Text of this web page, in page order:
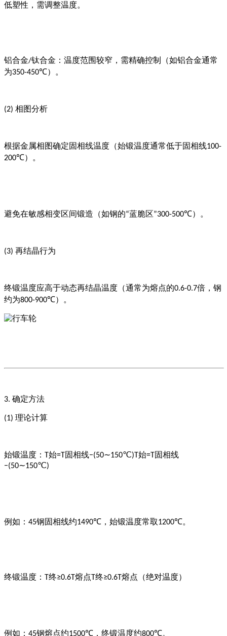
低塑性，需调整温度。
铝合金/钛合金：温度范围较窄，需精确控制（如铝合金通常
为350-450℃）。
(2) 相图分析
根据金属相图确定固相线温度（始锻温度通常低于固相线100-
200℃）。
避免在敏感相变区间锻造（如钢的“蓝脆区”300-500℃）。
(3) 再结晶行为
终锻温度应高于动态再结晶温度（通常为熔点的0.6-0.7倍，钢
约为800-900℃）。
3. 确定方法
(1) 理论计算
始锻温度： T始=T固相线−(50∼150℃)T始=T固相线
−(50∼150℃)
例如： 45钢固相线约1490℃ ，始锻温度常取1200℃。
终锻温度： T终≥0.6T熔点T终≥0.6T熔点 （绝对温度）
例如： 45钢熔点约1500℃ ，终锻温度约800℃。